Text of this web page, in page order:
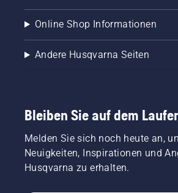
Online Shop Informationen
Andere Husqvarna Seiten
Bleiben Sie auf dem
Melden Sie sich noch heute an,
Neuigkeiten, Inspirationen und
Husqvarna zu erhalten.